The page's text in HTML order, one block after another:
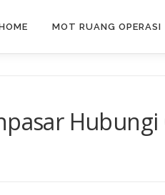
MOT RUANG OPERASI
Hubungi